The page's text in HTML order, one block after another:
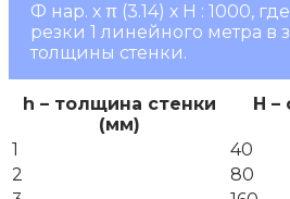
Ф нар. х π (3.14) х Н : 1000,
резки 1 линейного метра в
толщины стенки.
h – толщина стенки
(мм)
H –
1
40
2
80